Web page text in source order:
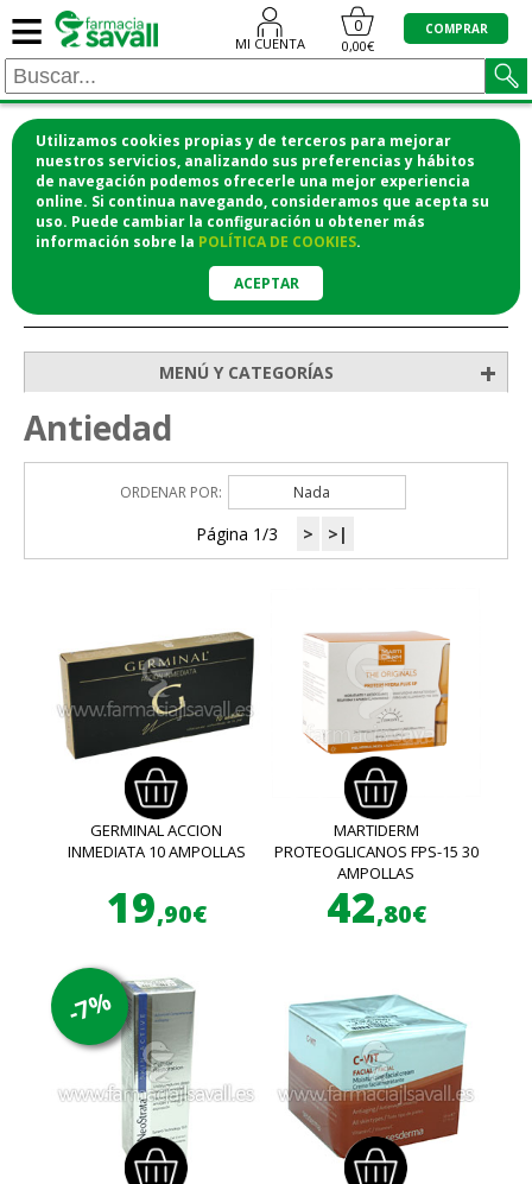
Utilizamos cookies propias y de terceros para mejorar
nuestros servicios, analizando sus preferencias y hábitos
de navegación podemos ofrecerle una mejor experiencia
online. Si continua navegando, consideramos que acepta su
uso. Puede cambiar la configuración u obtener más
información sobre la POLÍTICA DE COOKIES.
ACEPTAR
≡ MI CUENTA
0
0,00€
COMPRAR
¡COMPRA CÓMODAMENTE DESDE CASA Y RECOGE
EN LA FARMACIA!
o si lo prefieres te lo mandamos a casa
Higiene y cosmética>Cosmética facial
MENÚ Y CATEGORÍAS +
Antiedad
ORDENAR POR: Nada
Página 1/3 > >|
GERMINAL ACCION
INMEDIATA 10 AMPOLLAS
19,90€
MARTIDERM
PROTEOGLICANOS FPS-15 30
AMPOLLAS
42,80€
-7%